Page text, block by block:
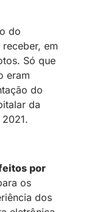
do
em
Só que
eram
do
da
por
os
dos